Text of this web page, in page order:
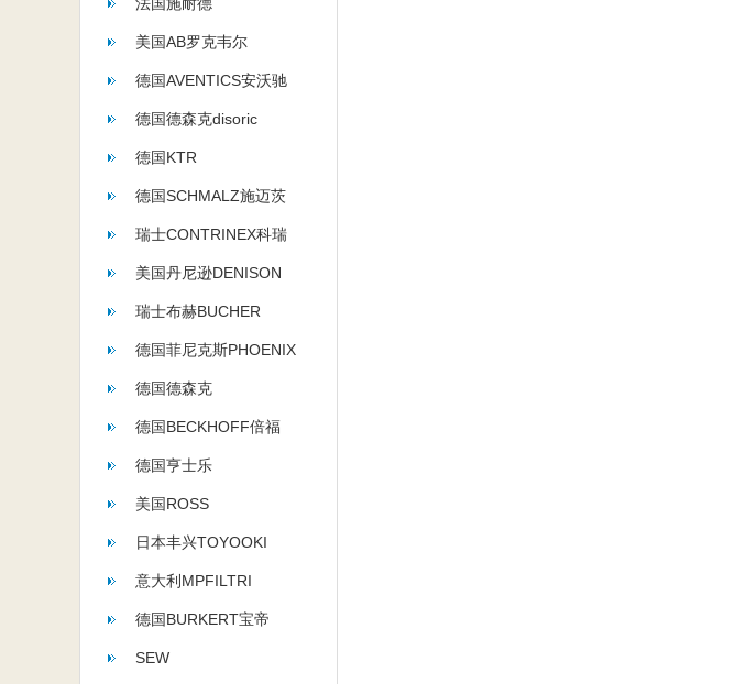
美国AB罗克韦尔
德国AVENTICS安沃驰
德国德森克disoric
德国KTR
德国SCHMALZ施迈茨
瑞士CONTRINEX科瑞
美国丹尼逊DENISON
瑞士布赫BUCHER
德国菲尼克斯PHOENIX
德国德森克
德国BECKHOFF倍福
德国亨士乐
HENGSTLER
美国ROSS
日本丰兴TOYOOKI
意大利MPFILTRI
德国BURKERT宝帝
SEW